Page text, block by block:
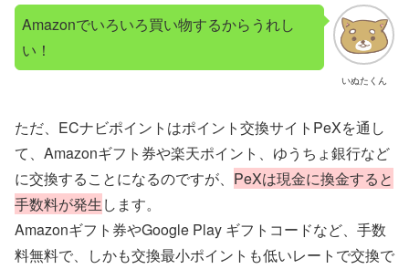
いぬたくん
Amazonでいろいろ買い物するからうれし
い！
ただ、ECナビポイントはポイント交換サイトPeXを通し
て、Amazonギフト券や楽天ポイント、ゆうちょ銀行など
に交換することになるのですが、 PeXは現金に換金すると
手数料が発生します。
Amazonギフト券やGoogle Play ギフトコードなど、手数
料無料で、しかも交換最小ポイントも低いレートで交換で